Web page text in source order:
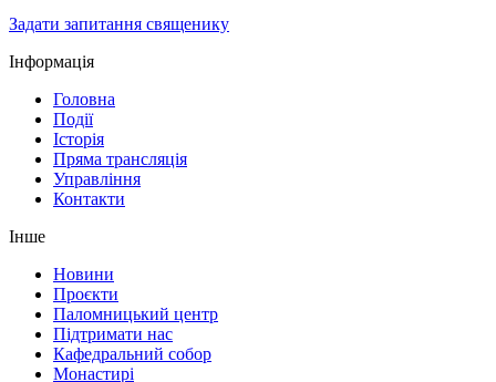
Задати запитання священику
Інформація
Головна
Події
Історія
Пряма трансляція
Управління
Контакти
Інше
Новини
Проєкти
Паломницький центр
Підтримати нас
Кафедральний собор
Монастирі